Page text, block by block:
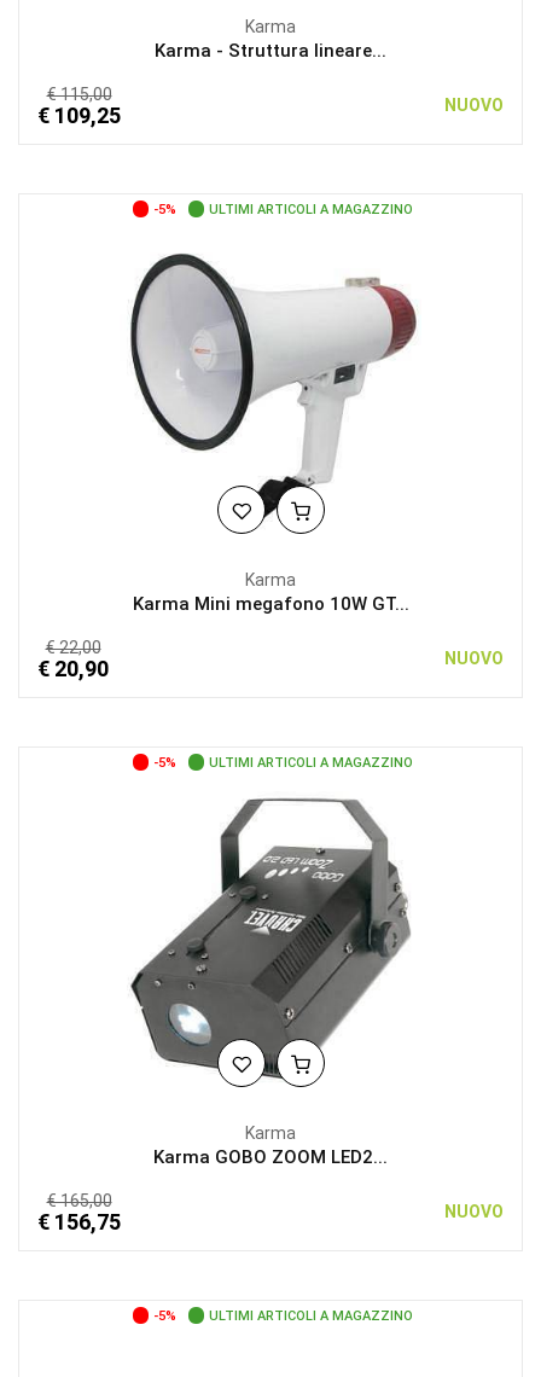
Karma
Karma - Struttura lineare...
€ 115,00
€ 109,25 NUOVO
-5% ULTIMI ARTICOLI A MAGAZZINO
Karma
Karma Mini megafono 10W GT...
€ 22,00
€ 20,90 NUOVO
-5% ULTIMI ARTICOLI A MAGAZZINO
Karma
Karma GOBO ZOOM LED2...
€ 165,00
€ 156,75 NUOVO
-5% ULTIMI ARTICOLI A MAGAZZINO